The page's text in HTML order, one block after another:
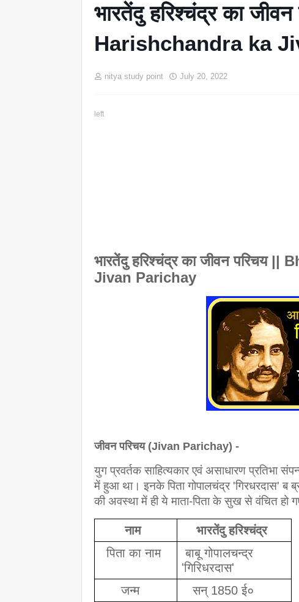
भारतेंदु हरिश्चंद्र का
Harishchandra ka
nitya study point July 20, 2022
left
भारतेंदु हरिश्चंद्र का जीवन परिचय
Jivan Parichay
जीवन परिचय (Jivan Parichay) -
युग प्रवर्तक साहित्यकार एवं असाधारण प्रतिभा
में हुआ था। इनके पिता गोपालचंद्र 'गिरधरदास' ब
की अवस्था में ही ये माता-पिता के सुख से वंचित हो
नाम
भारतेंदु हरिश्चंद्र
  पिता का नाम
बाबू गोपालचन्द्र
'गिरिधरदास'
      जन्म
   सन् 1850 ई०